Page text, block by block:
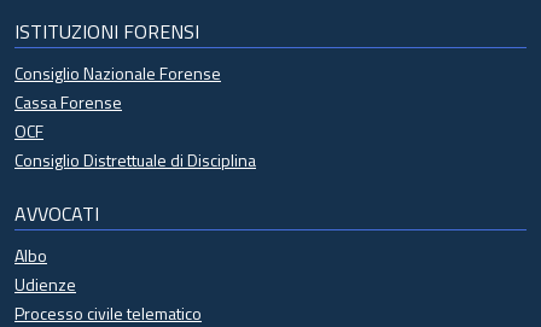
ISTITUZIONI FORENSI
Consiglio Nazionale Forense
Cassa Forense
OCF
Consiglio Distrettuale di Disciplina
AVVOCATI
Albo
Udienze
Processo civile telematico